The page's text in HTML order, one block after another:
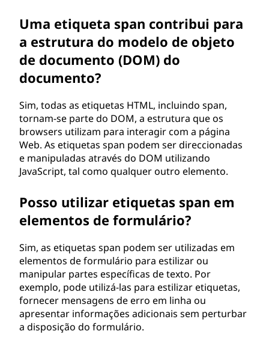
Uma etiqueta span contribui para
a estrutura do modelo de objeto
de documento (DOM) do
documento?
Sim, todas as etiquetas HTML, incluindo span,
tornam-se parte do DOM, a estrutura que os
browsers utilizam para interagir com a página
Web. As etiquetas span podem ser direccionadas
e manipuladas através do DOM utilizando
JavaScript, tal como qualquer outro elemento.
Posso utilizar etiquetas span em
elementos de formulário?
Sim, as etiquetas span podem ser utilizadas em
elementos de formulário para estilizar ou
manipular partes específicas de texto. Por
exemplo, pode utilizá-las para estilizar etiquetas,
fornecer mensagens de erro em linha ou
apresentar informações adicionais sem perturbar
a disposição do formulário.